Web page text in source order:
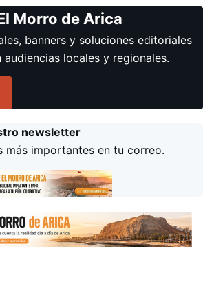
Morro de Arica
banners y soluciones editoriales
locales y regionales.
newsletter
más importantes en tu correo.